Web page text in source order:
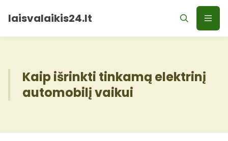
laisvalaikis24.lt
Kaip išrinkti tinkamą elektrinį
automobilį vaikui